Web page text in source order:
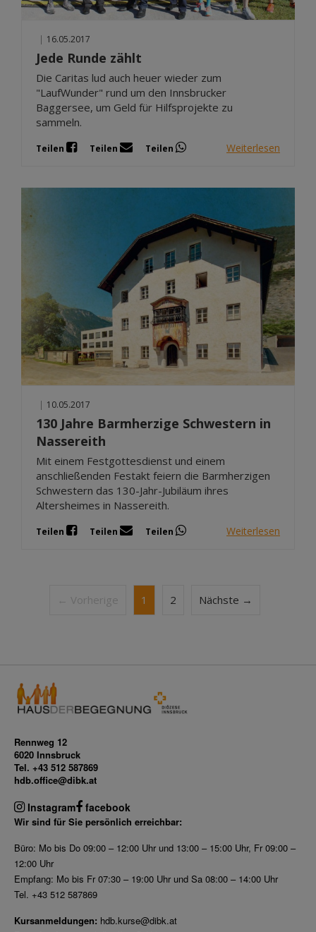
| 16.05.2017
Jede Runde zählt
Die Caritas lud auch heuer wieder zum
"LaufWunder" rund um den Innsbrucker
Baggersee, um Geld für Hilfsprojekte zu
sammeln.
Teilen Teilen Teilen Weiterlesen
| 10.05.2017
130 Jahre Barmherzige Schwestern in
Nassereith
Mit einem Festgottesdienst und einem
anschließenden Festakt feiern die Barmherzigen
Schwestern das 130-Jahr-Jubiläum ihres
Altersheimes in Nassereith.
Teilen Teilen Teilen Weiterlesen
← Vorherige 1 2 Nächste →
Rennweg 12
6020 Innsbruck
Tel. +43 512 587869
hdb.office@dibk.at
Instagram facebook
Wir sind für Sie persönlich erreichbar:
Büro: Mo bis Do 09:00 – 12:00 Uhr und 13:00 – 15:00 Uhr, Fr 09:00 –
12:00 Uhr
Empfang: Mo bis Fr 07:30 – 19:00 Uhr und Sa 08:00 – 14:00 Uhr
Tel. +43 512 587869
Kursanmeldungen: hdb.kurse@dibk.at